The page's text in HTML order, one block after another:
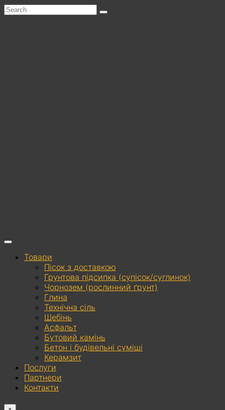
Товари
Пісок з доставкою
Грунтова підсипка (супісок/суглинок)
Чорнозем (рослинний ґрунт)
Глина
Технічна сіль
Щебінь
Асфальт
Бутовий камінь
Бетон і будівельні суміші
Керамзит
Послуги
Партнери
Контакти